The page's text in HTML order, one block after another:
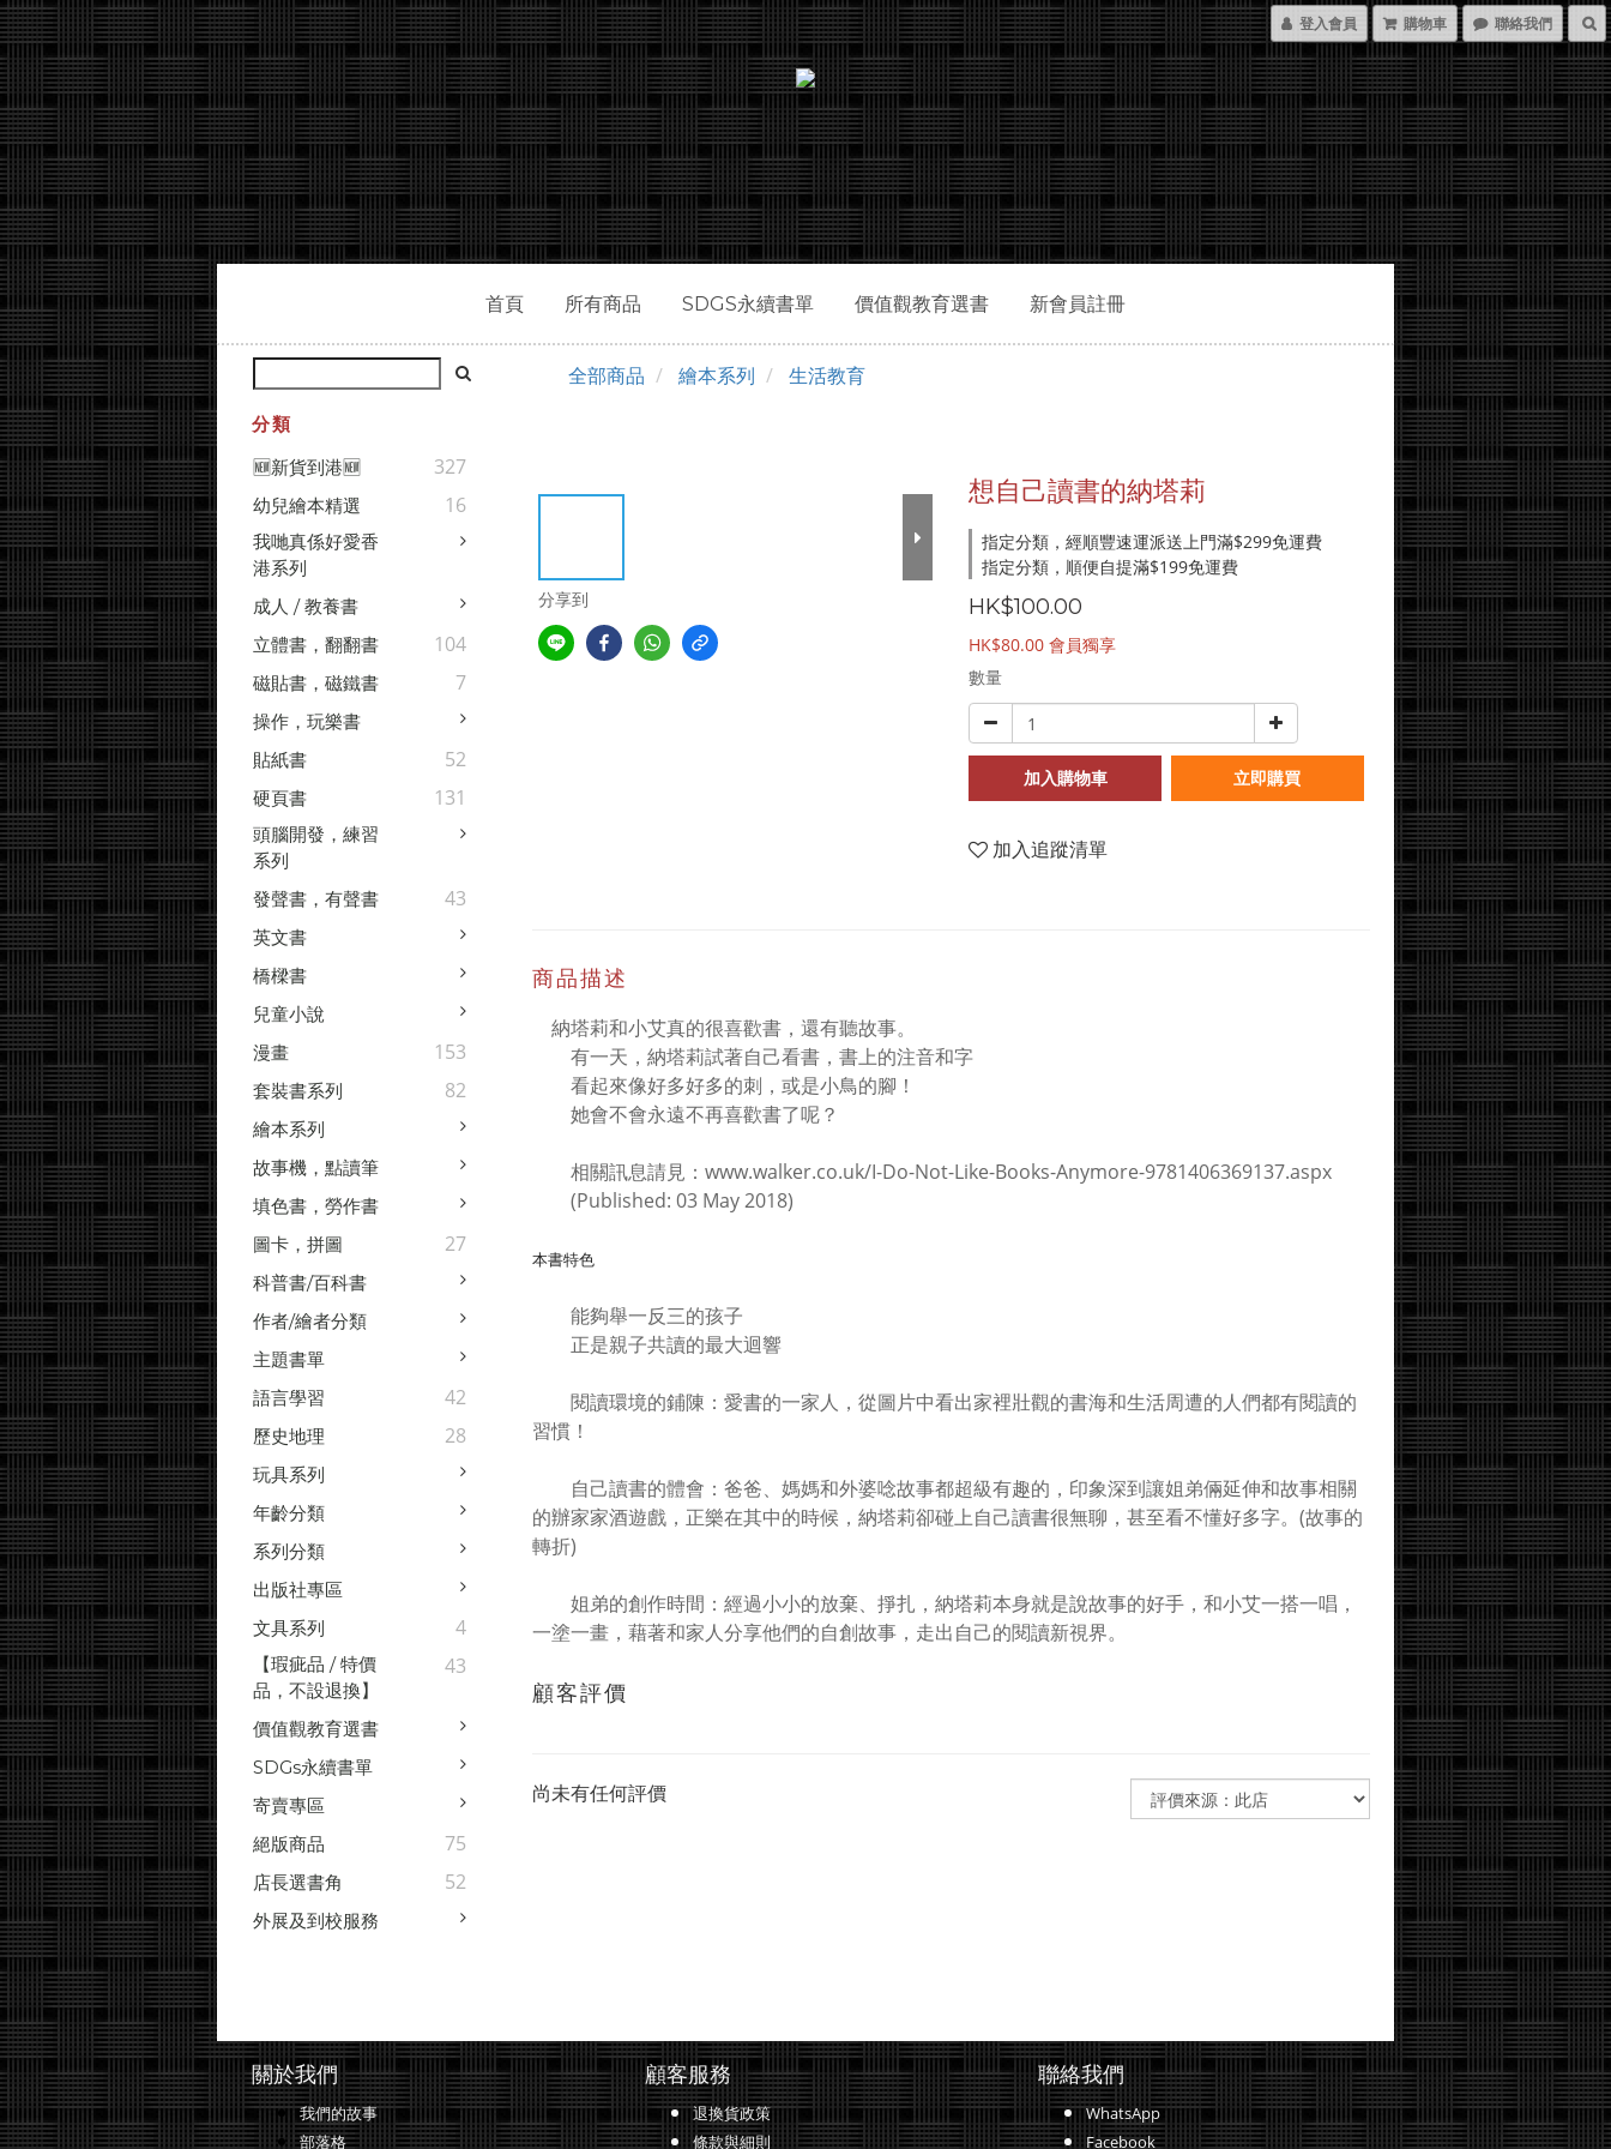
登入會員 購物車 聯絡我們
首頁 所有商品 SDGS永續書單 價值觀教育選書 新會員註冊
分類
🆕新貨到港🆕
327
幼兒繪本精選 16
我哋真係好愛香
港系列
成人 / 教養書
立體書，翻翻書
104
磁貼書，磁鐵書 7
操作，玩樂書
貼紙書
52
硬頁書 131
頭腦開發，練習
系列
發聲書，有聲書
43
英文書
橋樑書
兒童小說
漫畫
153
套裝書系列 82
繪本系列
故事機，點讀筆
填色書，勞作書
圖卡，拼圖
27
科普書/百科書
作者/繪者分類
主題書單
語言學習
42
歷史地理 28
玩具系列
年齡分類
系列分類
出版社專區
文具系列
4
【瑕疵品 / 特價
品，不設退換】
43
價值觀教育選書
SDGs永續書單
寄賣專區
絕版商品
75
店長選書角 52
外展及到校服務
全部商品 繪本系列 生活教育
分享到
想自己讀書的納塔莉
指定分類，經順豐速運派送上門滿$299免運費
指定分類，順便自提滿$199免運費
HK$100.00
HK$80.00 會員獨享
數量
加入購物車 立即購買
加入追蹤清單
商品描述
納塔莉和小艾真的很喜歡書，還有聽故事。
有一天，納塔莉試著自己看書，書上的注音和字
看起來像好多好多的刺，或是小鳥的腳！
她會不會永遠不再喜歡書了呢？
相關訊息請見：www.walker.co.uk/I-Do-Not-Like-Books-Anymore-9781406369137.aspx
(Published: 03 May 2018)
本書特色
能夠舉一反三的孩子
正是親子共讀的最大迴響
閱讀環境的鋪陳：愛書的一家人，從圖片中看出家裡壯觀的書海和生活周遭的人們都有閱讀的
習慣！
自己讀書的體會：爸爸、媽媽和外婆唸故事都超級有趣的，印象深到讓姐弟倆延伸和故事相關
的辦家家酒遊戲，正樂在其中的時候，納塔莉卻碰上自己讀書很無聊，甚至看不懂好多字。(故事的
轉折)
姐弟的創作時間：經過小小的放棄、掙扎，納塔莉本身就是說故事的好手，和小艾一搭一唱，
一塗一畫，藉著和家人分享他們的自創故事，走出自己的閱讀新視界。
顧客評價
尚未有任何評價
關於我們
我們的故事
部落格
顧客服務
退換貨政策
條款與細則
聯絡我們
WhatsApp
Facebook